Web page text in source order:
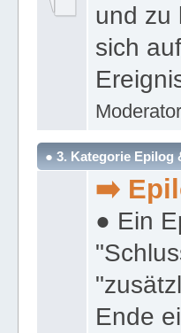
und zu
sich
● 3. Kategorie Epilog
➡️
● Ein
Ende